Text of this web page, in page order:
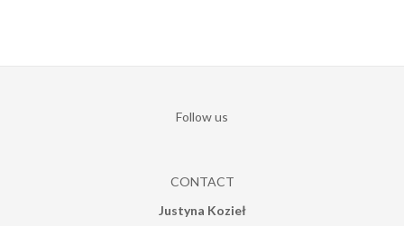
Follow us
CONTACT
Justyna Kozieł